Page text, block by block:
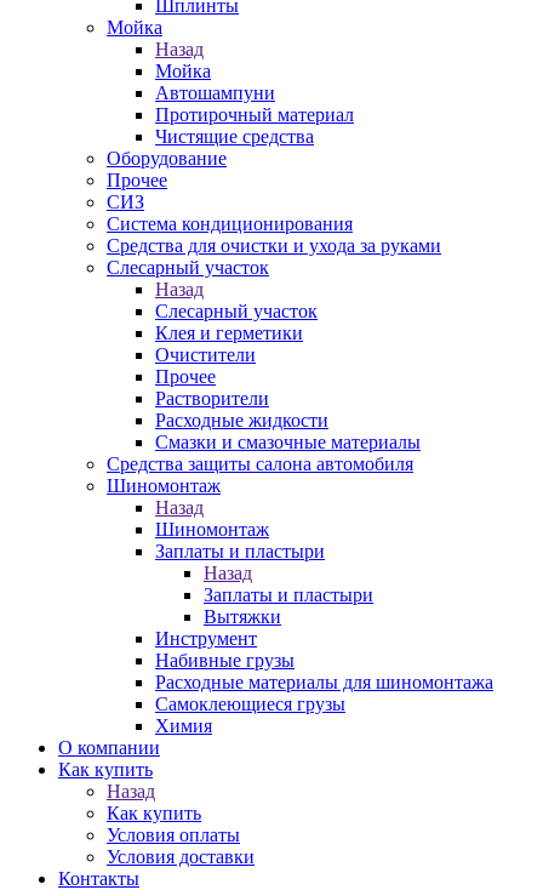
Шплинты
Мойка
Назад
Мойка
Автошампуни
Протирочный материал
Чистящие средства
Оборудование
Прочее
СИЗ
Система кондиционирования
Средства для очистки и ухода за руками
Слесарный участок
Назад
Слесарный участок
Клея и герметики
Очистители
Прочее
Растворители
Расходные жидкости
Смазки и смазочные материалы
Средства защиты салона автомобиля
Шиномонтаж
Назад
Шиномонтаж
Заплаты и пластыри
Назад
Заплаты и пластыри
Вытяжки
Инструмент
Набивные грузы
Расходные материалы для шиномонтажа
Самоклеющиеся грузы
Химия
О компании
Как купить
Назад
Как купить
Условия оплаты
Условия доставки
Контакты